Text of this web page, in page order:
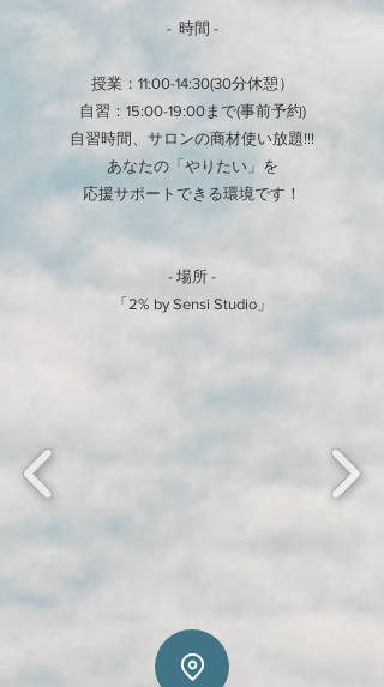
- 時間 -
授業：11:00-14:30(30分休憩）​
自習：15:00-19:00まで(事前予約)
自習時間、サロンの商材使い放題!!!
​あなたの「やりたい」を
応援サポートできる環境です！
- 場所 -
​「2% by Sensi Studio」